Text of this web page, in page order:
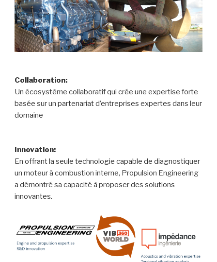
Collaboration:
Un écosystème collaboratif qui crée une expertise forte
basée sur un partenariat d’entreprises expertes dans leur
domaine
Innovation:
En offrant la seule technologie capable de diagnostiquer
un moteur à combustion interne, Propulsion Engineering
a démontré sa capacité à proposer des solutions
innovantes.